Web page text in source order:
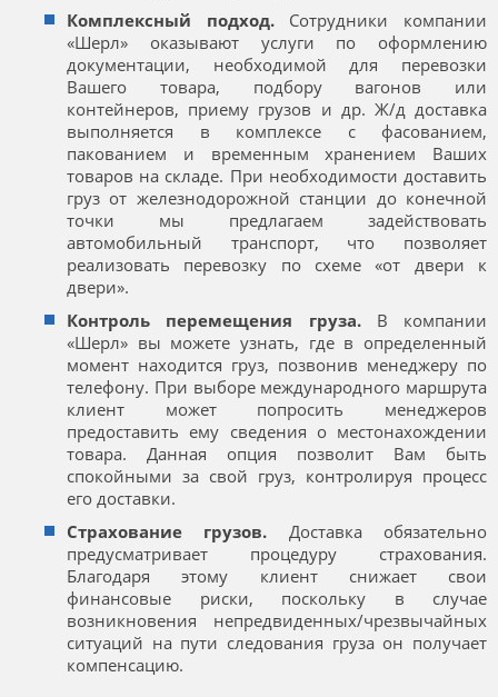
Комплексный подход.Сотрудники компании
«Шерл» оказывают услуги по оформлению
документации, необходимой для перевозки
Вашего товара, подбору вагонов или
контейнеров, приему грузов и др. Ж/д доставка
выполняется в комплексе с фасованием,
пакованием и временным хранением Ваших
товаров на складе. При необходимости доставить
груз от железнодорожной станции до конечной
точки мы предлагаем задействовать
автомобильный транспорт, что позволяет
реализовать перевозку по схеме «от двери к
двери».
Контроль перемещения груза.В компании
«Шерл» вы можете узнать, где в определенный
момент находится груз, позвонив менеджеру по
телефону. При выборе международного маршрута
клиент может попросить менеджеров
предоставить ему сведения о местонахождении
товара. Данная опция позволит Вам быть
спокойными за свой груз, контролируя процесс
его доставки.
Страхование грузов. Доставка обязательно
предусматривает процедуру страхования.
Благодаря этому клиент снижает свои
финансовые риски, поскольку в случае
возникновения непредвиденных/чрезвычайных
ситуаций на пути следования груза он получает
компенсацию.